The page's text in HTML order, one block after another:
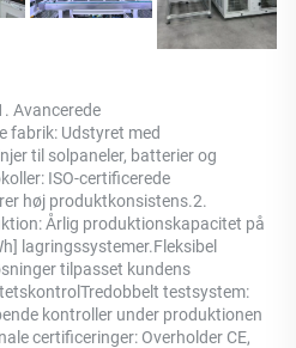
Avancerede
fabrik: Udstyret med
til solpaneler, batterier og
ISO-certificerede
høj produktkonsistens.2.
Årlig produktionskapacitet på
lagringssystemer.Fleksibel
tilpasset kundens
testsystem:
kontroller under produktionen
certificeringer: Overholder CE,